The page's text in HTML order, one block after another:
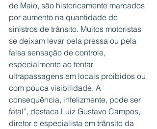
de Maio, são historicamente marcados
por aumento na quantidade de
sinistros de trânsito. Muitos motoristas
se deixam levar pela pressa ou pela
falsa sensação de controle,
especialmente ao tentar
ultrapassagens em locais proibidos ou
com pouca visibilidade. A
consequência, infelizmente, pode ser
fatal”, destaca Luiz Gustavo Campos,
diretor e especialista em trânsito da